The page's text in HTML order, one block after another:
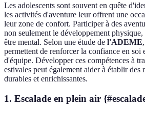
Les adolescents sont souvent en quête
les activités d'aventure leur offrent une
leur zone de confort. Participer à des
non seulement le développement
être mental. Selon une étude de l'ADEME
permettent de renforcer la confiance en soi
d'équipe. Développer ces compétences à
estivales peut également aider à établir des
durables et enrichissantes.
1. Escalade en plein air